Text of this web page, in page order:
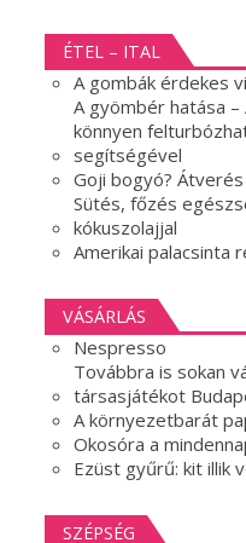
ÉTEL – ITAL
A gombák érdekes
A gyömbér hatása
könnyen
segítségével
Goji bogyó?
Sütés, főzés
kókuszolajjal
Amerikai palacsinta
VÁSÁRLÁS
Nespresso
Továbbra is sokan
társasjátékot
A környezetbarát
Okosóra a
Ezüst gyűrű: kit illik
SZÉPSÉG